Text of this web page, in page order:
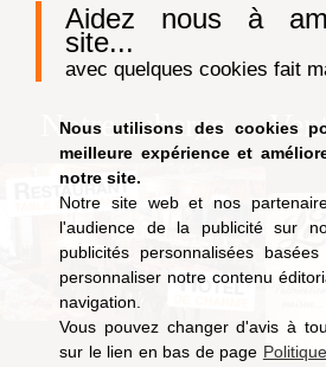
Aidez nous à
site...
avec quelques cookies fait
Nous utilisons des cookies
meilleure expérience et
notre site.
Notre site web et nos
l'audience de la publicité sur
publicités personnalisées
personnaliser notre contenu
navigation.
Vous pouvez changer d'avis à
sur le lien en bas de page
Notre auberge